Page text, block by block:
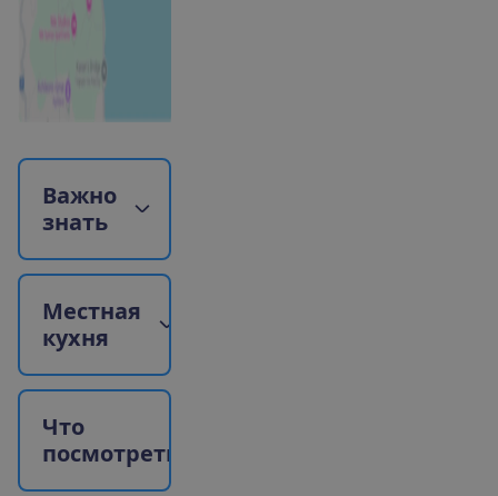
Важно
знать
Местная
кухня
Что
посмотреть